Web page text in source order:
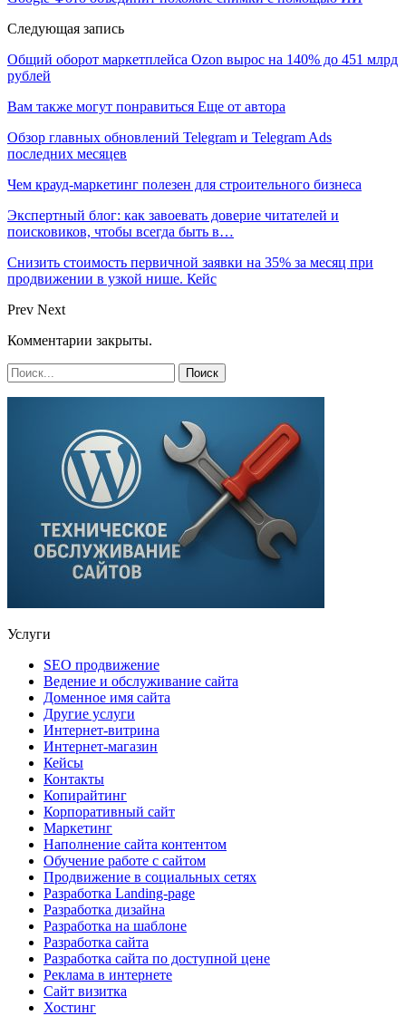
Следующая запись
Общий оборот маркетплейса Ozon вырос на 140% до 451 млрд
рублей
Вам также могут понравиться Еще от автора
Обзор главных обновлений Telegram и Telegram Ads
последних месяцев
Чем крауд-маркетинг полезен для строительного бизнеса
Экспертный блог: как завоевать доверие читателей и
поисковиков, чтобы всегда быть в…
Снизить стоимость первичной заявки на 35% за месяц при
продвижении в узкой нише. Кейс
Prev Next
Комментарии закрыты.
Услуги
SEO продвижение
Ведение и обслуживание сайта
Доменное имя сайта
Другие услуги
Интернет-витрина
Интернет-магазин
Кейсы
Контакты
Копирайтинг
Корпоративный сайт
Маркетинг
Наполнение сайта контентом
Обучение работе с сайтом
Продвижение в социальных сетях
Разработка Landing-page
Разработка дизайна
Разработка на шаблоне
Разработка сайта
Разработка сайта по доступной цене
Реклама в интернете
Сайт визитка
Хостинг